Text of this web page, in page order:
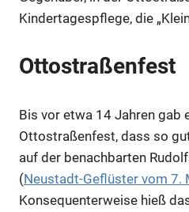
Kindertagespflege, die
Ottostraßenfest
Bis vor etwa 14 Jahren gab
Ottostraßenfest, dass so
auf der benachbarten
(Neustadt-Geflüster vom 7.
Konsequenterweise hieß